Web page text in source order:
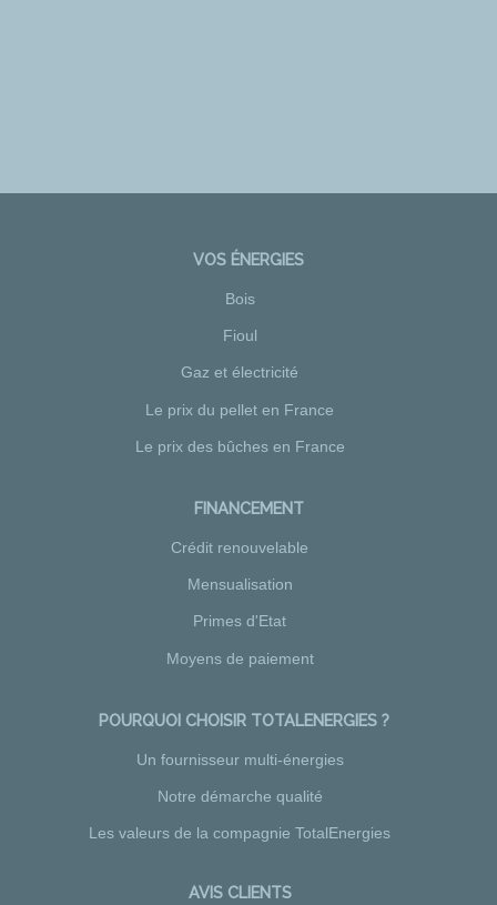
VOS ÉNERGIES
Bois
Fioul
Gaz et électricité
Le prix du pellet en France
Le prix des bûches en France
FINANCEMENT
Crédit renouvelable
Mensualisation
Primes d'Etat
Moyens de paiement
POURQUOI CHOISIR TOTALENERGIES ?
Un fournisseur multi-énergies
Notre démarche qualité
Les valeurs de la compagnie TotalEnergies
AVIS CLIENTS